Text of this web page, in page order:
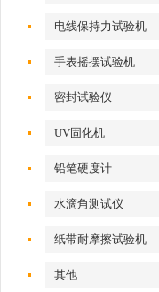
电线保持力试验机
手表摇摆试验机
密封试验仪
UV固化机
铅笔硬度计
水滴角测试仪
纸带耐摩擦试验机
其他